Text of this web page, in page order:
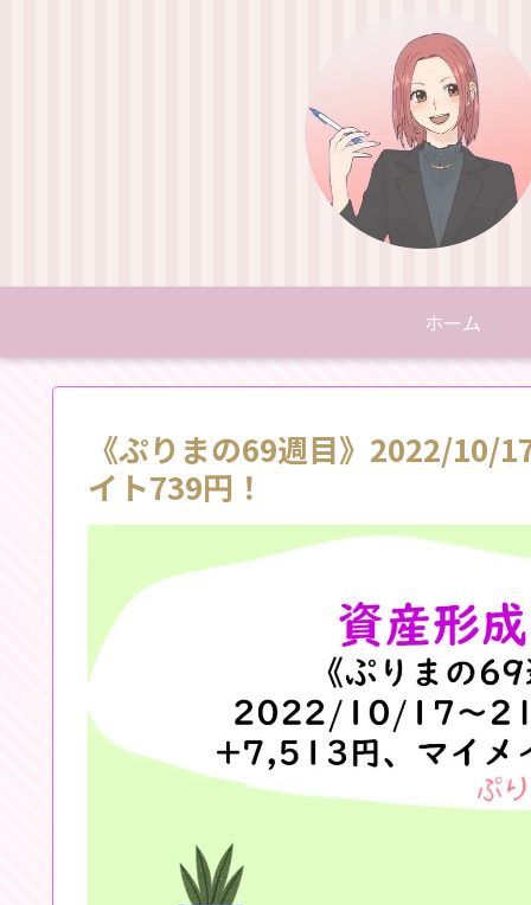
ホーム
《ぷりまの69週目》2022/10/
イト739円！